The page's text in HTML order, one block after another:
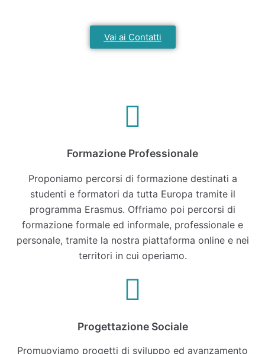
Vai ai Contatti
Formazione Professionale​
Proponiamo percorsi di formazione destinati a
studenti e formatori da tutta Europa tramite il
programma Erasmus. Offriamo poi percorsi di
formazione formale ed informale, professionale e
personale, tramite la nostra piattaforma online e nei
territori in cui operiamo.
Progettazione Sociale
Promuoviamo progetti di sviluppo ed avanzamento